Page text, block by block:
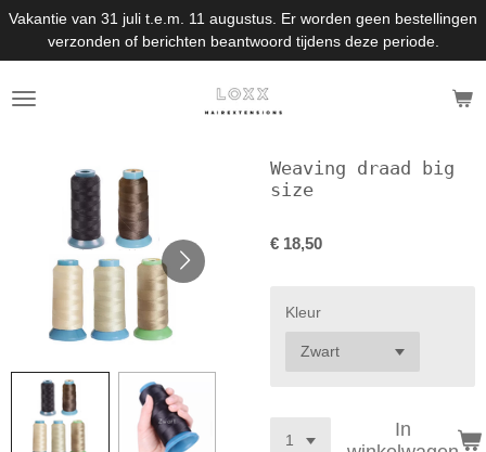
Ga
direct
naar
de
hoofdinhoud
Vakantie van 31 juli t.e.m. 11 augustus. Er worden geen bestellingen
verzonden of berichten beantwoord tijdens deze periode.
Weaving draad big
size
€ 18,50
Kleur
In